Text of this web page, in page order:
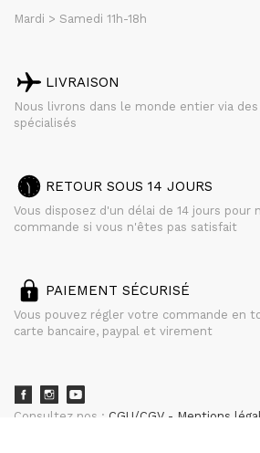
Mardi > Samedi 11h-18h
LIVRAISON
Nous livrons dans le monde entier via
spécialisés
RETOUR SOUS 14 JOURS
Vous disposez d'un délai de 14 jours pour
commande si vous n'êtes pas satisfait
PAIEMENT SÉCURISÉ
Vous pouvez régler votre commande en
carte bancaire, paypal et virement
Consultez nos : CGU/CGV Mentions